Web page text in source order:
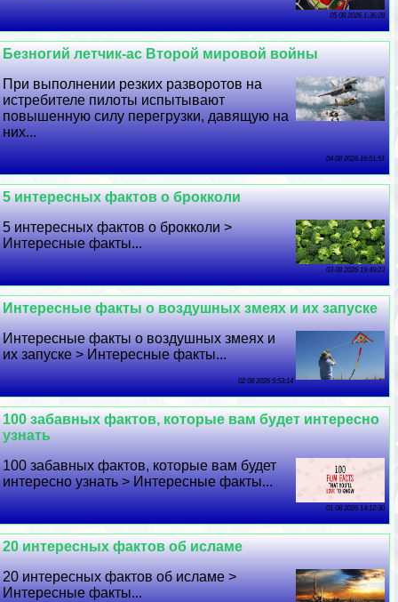
05 08 2026 1:36:28
Безногий летчик-ас Второй мировой войны
При выполнении резких разворотов на
истребителе пилоты испытывают
повышенную силу перегрузки, давящую на
них...
04 08 2026 16:51:51
5 интересных фактов о брокколи
5 интересных фактов о брокколи >
Интересные факты...
03 08 2026 19:49:23
Интересные факты о воздушных змеях и их запуске
Интересные факты о воздушных змеях и
их запуске > Интересные факты...
02 08 2026 5:53:14
100 забавных фактов, которые вам будет интересно
узнать
100 забавных фактов, которые вам будет
интересно узнать > Интересные факты...
01 08 2026 14:12:30
20 интересных фактов об исламе
20 интересных фактов об исламе >
Интересные факты...